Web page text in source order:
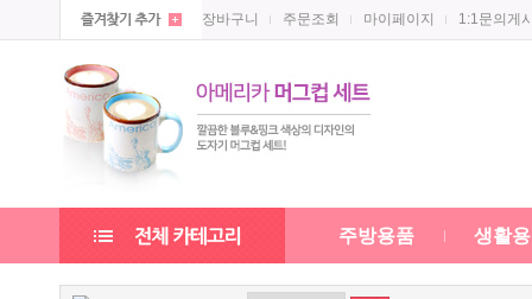
장바구니 주문조회 마이페이지 1:1문의게
주방용품 생활